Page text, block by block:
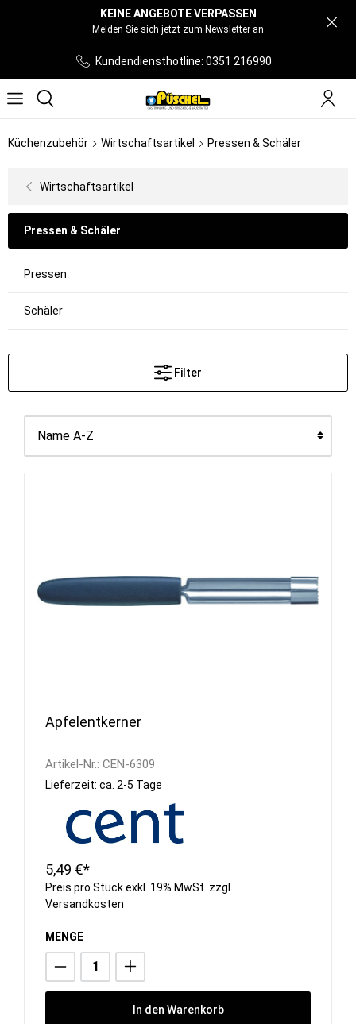
KEINE ANGEBOTE VERPASSEN
Melden Sie sich jetzt zum Newsletter an
Kundendiensthotline: 0351 216990
Küchenzubehör Wirtschaftsartikel Pressen & Schäler
Wirtschaftsartikel
Pressen & Schäler
Pressen
Schäler
Filter
Apfelentkerner
Artikel-Nr.: CEN-6309
Lieferzeit: ca. 2-5 Tage
5,49 €*
Preis pro Stück exkl. 19% MwSt. zzgl.
Versandkosten
MENGE
In den Warenkorb